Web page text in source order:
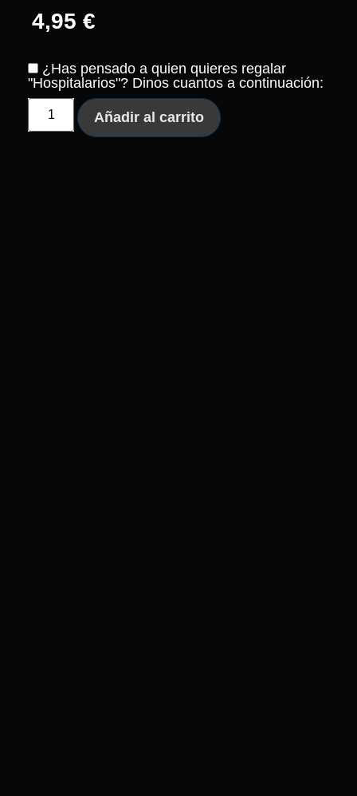
4,95 €
¿Has pensado a quien quieres regalar
"Hospitalarios"? Dinos cuantos a continuación:
Añadir al carrito